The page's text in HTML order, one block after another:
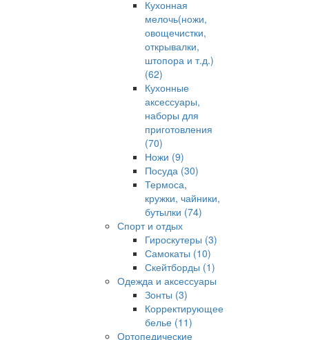
Кухонная
мелочь(ножи,
овощечистки,
открывалки,
штопора и т.д.)
(62)
Кухонные
аксессуары,
наборы для
приготовления
(70)
Ножи (9)
Посуда (30)
Термоса,
кружки, чайники,
бутылки (74)
Спорт и отдых
Гироскутеры (3)
Самокаты (10)
Скейтборды (1)
Одежда и аксессуары
Зонты (3)
Корректирующее
белье (11)
Ортопедические